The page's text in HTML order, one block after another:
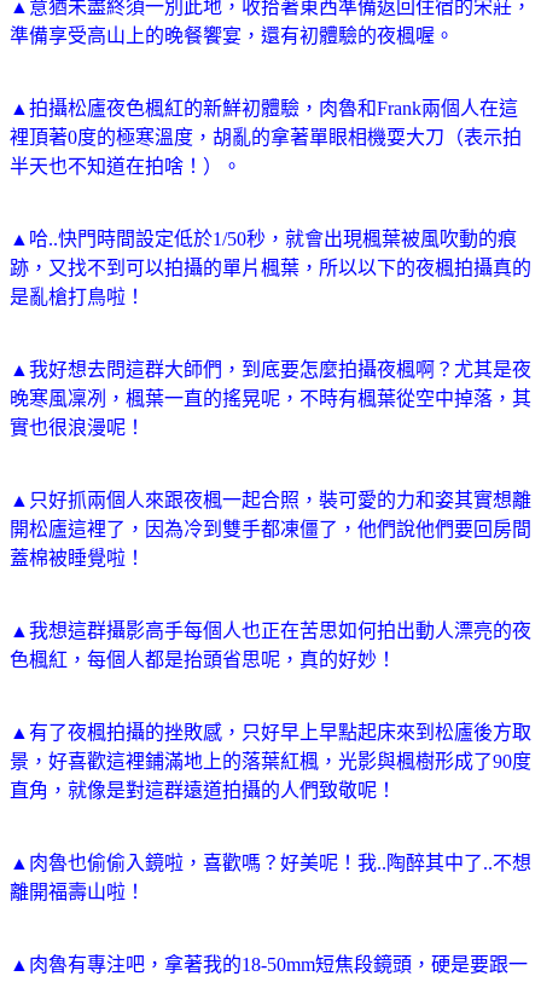
▲意猶未盡終須一別此地，收拾著東西準備返回住宿的宋莊，
準備享受高山上的晚餐饗宴，還有初體驗的夜楓喔。
▲拍攝松廬夜色楓紅的新鮮初體驗，肉魯和Frank兩個人在這
裡頂著0度的極寒溫度，胡亂的拿著單眼相機耍大刀（表示拍
半天也不知道在拍啥！）。
▲哈..快門時間設定低於1/50秒，就會出現楓葉被風吹動的痕
跡，又找不到可以拍攝的單片楓葉，所以以下的夜楓拍攝真的
是亂槍打鳥啦！
▲我好想去問這群大師們，到底要怎麼拍攝夜楓啊？尤其是夜
晚寒風凜冽，楓葉一直的搖晃呢，不時有楓葉從空中掉落，其
實也很浪漫呢！
▲只好抓兩個人來跟夜楓一起合照，裝可愛的力和姿其實想離
開松廬這裡了，因為冷到雙手都凍僵了，他們說他們要回房間
蓋棉被睡覺啦！
▲我想這群攝影高手每個人也正在苦思如何拍出動人漂亮的夜
色楓紅，每個人都是抬頭省思呢，真的好妙！
▲有了夜楓拍攝的挫敗感，只好早上早點起床來到松廬後方取
景，好喜歡這裡鋪滿地上的落葉紅楓，光影與楓樹形成了90度
直角，就像是對這群遠道拍攝的人們致敬呢！
▲肉魯也偷偷入鏡啦，喜歡嗎？好美呢！我..陶醉其中了..不想
離開福壽山啦！
▲肉魯有專注吧，拿著我的18-50mm短焦段鏡頭，硬是要跟一